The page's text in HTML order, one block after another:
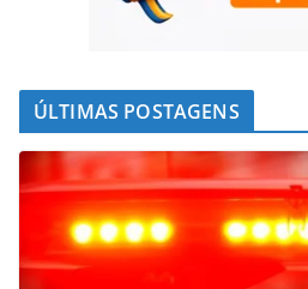
ÚLTIMAS POSTAGENS